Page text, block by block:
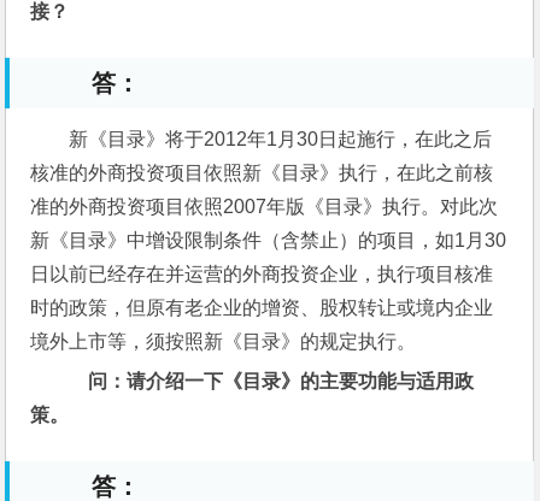
接？
答：
新《目录》将于2012年1月30日起施行，在此之后
核准的外商投资项目依照新《目录》执行，在此之前核
准的外商投资项目依照2007年版《目录》执行。对此次
新《目录》中增设限制条件（含禁止）的项目，如1月30
日以前已经存在并运营的外商投资企业，执行项目核准
时的政策，但原有老企业的增资、股权转让或境内企业
境外上市等，须按照新《目录》的规定执行。
问：请介绍一下《目录》的主要功能与适用政
策。
答：